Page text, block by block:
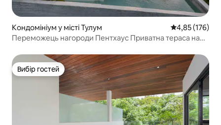
Кондомініум у місті Тулум Середня
4,85 (176)
Переможець нагороди Пентхаус Приватна тераса на
Вибір гостей
Вибір гостей